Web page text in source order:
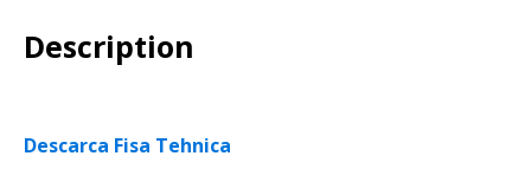
Description
Descarca Fisa Tehnica